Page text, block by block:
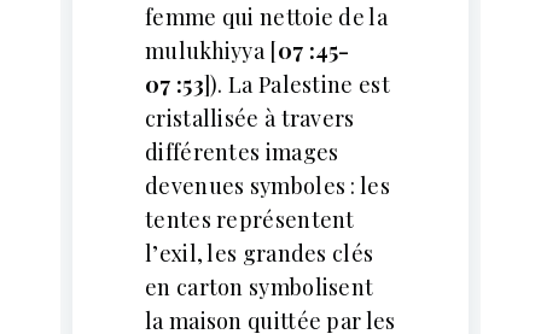
femme qui nettoie de la
mulukhiyya [07 :45-
07 :53]). La Palestine est
cristallisée à travers
différentes images
devenues symboles : les
tentes représentent
l’exil, les grandes clés
en carton symbolisent
la maison quittée par les